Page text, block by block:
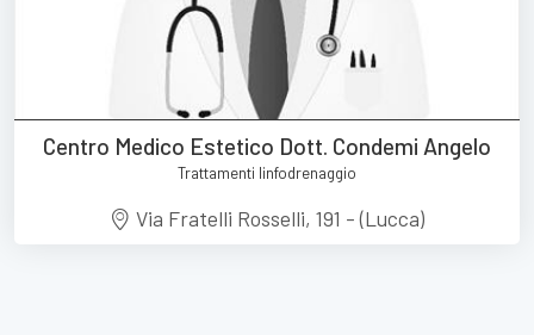
Centro Medico Estetico Dott. Condemi Angelo
Trattamenti linfodrenaggio
Via Fratelli Rosselli, 191 - (Lucca)